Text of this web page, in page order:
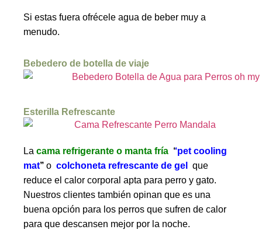
Bebedero de botella de viaje
Si estas fuera ofrécele agua de beber muy a
menudo.
La cama refrigerante o manta fría ‘‘pet cooling
mat’’ o colchoneta refrescante de gel
que
reduce el calor corporal apta para perro y gato.
Nuestros clientes también opinan que es una
buena opción para los perros que sufren de calor
para que descansen mejor por la noche.
Esterilla Refrescante